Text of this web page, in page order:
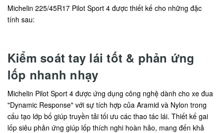
Michelin 225/45R17 Pilot Sport 4 được thiết kế cho những đặc
tính sau:
Kiểm soát tay lái tốt & phản ứng
lốp nhanh nhạy
Michelin Pilot Sport 4 được ứng dụng công nghệ dành cho xe đua
"Dynamic Response" với sự tích hợp của Aramid và Nylon trong
cấu tạo lớp bố giúp truyền tải tối ưu các thao tác lái. Thiết kế gai
lốp siêu phản ứng giúp lốp thích nghi hoàn hảo, mang đến khả